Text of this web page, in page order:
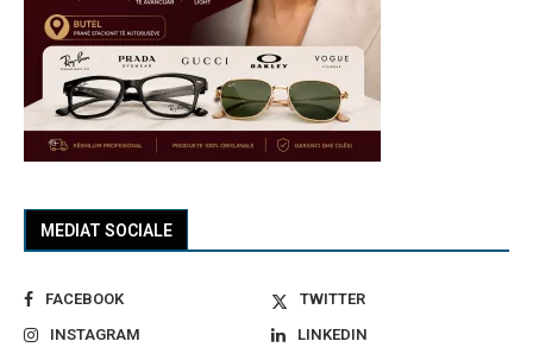
MEDIAT SOCIALE
FACEBOOK
TWITTER
INSTAGRAM
LINKEDIN